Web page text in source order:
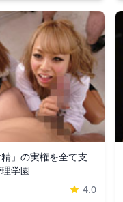
」の実権を全て支
学園
4.0